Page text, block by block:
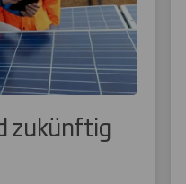
zukünftig